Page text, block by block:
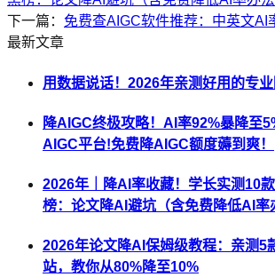
下一篇： 免费查AIGC软件推荐：中英文AI
最新文章
用数据说话！2026年亲测好用的专
降AIGC终极攻略！AI率92%暴降至
AIGC平台!免费降AIGC额度薅到爽！
2026年｜降AI率收藏！学长实测10
榜：论文降AI避坑（含免费降低AI率
2026年论文降AI保姆级教程：亲测5
站，教你从80%降至10%